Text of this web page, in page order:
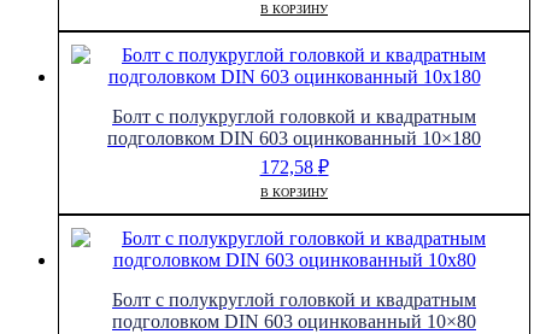
В КОРЗИНУ
Болт с полукруглой головкой и квадратным
подголовком DIN 603 оцинкованный 10×180
172,58 ₽
В КОРЗИНУ
Болт с полукруглой головкой и квадратным
подголовком DIN 603 оцинкованный 10×80